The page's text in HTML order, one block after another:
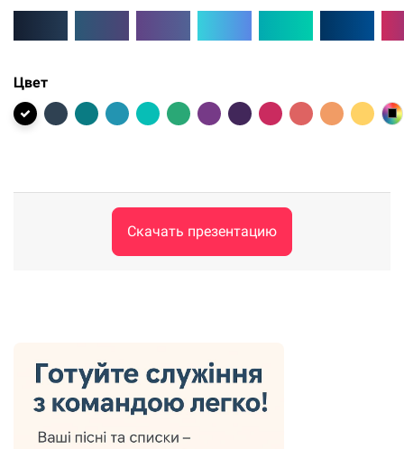
Цвет
Скачать презентацию